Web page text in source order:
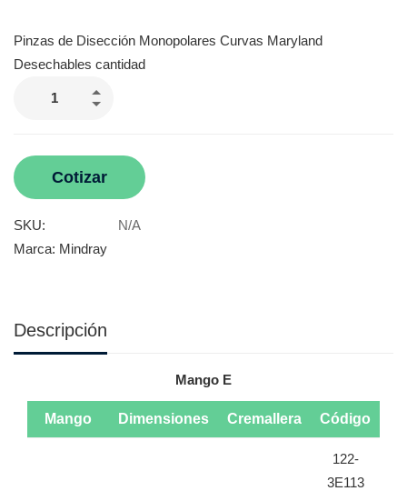
Pinzas de Disección Monopolares Curvas Maryland
Desechables cantidad
Cotizar
SKU:
N/A
Marca: Mindray
Descripción
Mango E
Mango Dimensiones Cremallera Código
122-
3E113